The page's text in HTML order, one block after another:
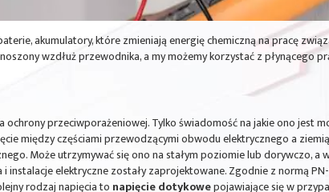
akumulatory, które zmieniają energię chemiczną na pracę
wzdłuż przewodnika, a my możemy korzystać z płynącego
przeciwporażeniowej. Tylko świadomość na jakie ono jest
między częściami przewodzącymi obwodu elektrycznego a
Może utrzymywać się ono na stałym poziomie lub dorywczo, a
instalacje elektryczne zostały zaprojektowane. Zgodnie z normą
rodzaj napięcia to napięcie dotykowepojawiające się w